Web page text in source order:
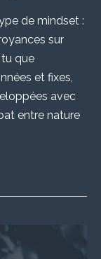
de mindset :
sur
que
et fixes,
avec
entre nature